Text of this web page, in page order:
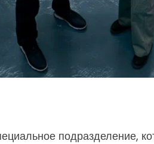
подразделение,